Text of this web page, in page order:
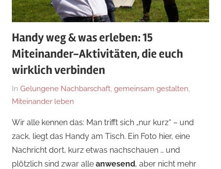
Handy weg & was erleben: 15
Miteinander-Aktivitäten, die euch
wirklich verbinden
On
By
JirgalS
In Gelungene Nachbarschaft gemeinsam gestalten
Miteinander leben
Wir alle kennen das: Man trifft sich „nur kurz“ – und
zack, liegt das Handy am Tisch. Ein Foto hier, eine
Nachricht dort, kurz etwas nachschauen … und
plötzlich sind zwar alle anwesend, aber nicht mehr